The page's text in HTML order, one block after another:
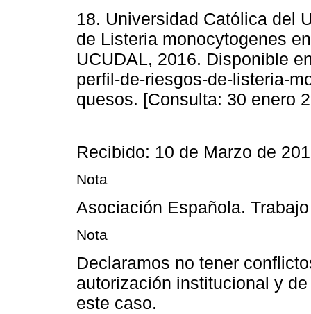
18. Universidad Católica del
de Listeria monocytogenes
UCUDAL, 2016. Disponible
perfil-de-riesgos-de-listeria-
quesos. [Consulta: 30 enero
Recibido: 10 de Marzo de
Nota
Asociación Española.
Nota
Declaramos no tener
autorización institucional y
este caso.